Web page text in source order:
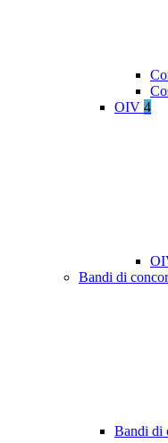
OIV 4
Bandi di
Bandi di